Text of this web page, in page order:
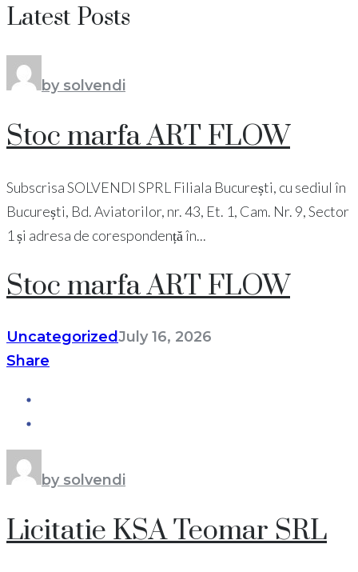
Latest Posts
by solvendi
Stoc marfa ART FLOW
Subscrisa SOLVENDI SPRL Filiala București, cu sediul în
București, Bd. Aviatorilor, nr. 43, Et. 1, Cam. Nr. 9, Sector
1 și adresa de corespondență în...
Stoc marfa ART FLOW
UncategorizedJuly 16, 2026
Share
by solvendi
Licitatie KSA Teomar SRL